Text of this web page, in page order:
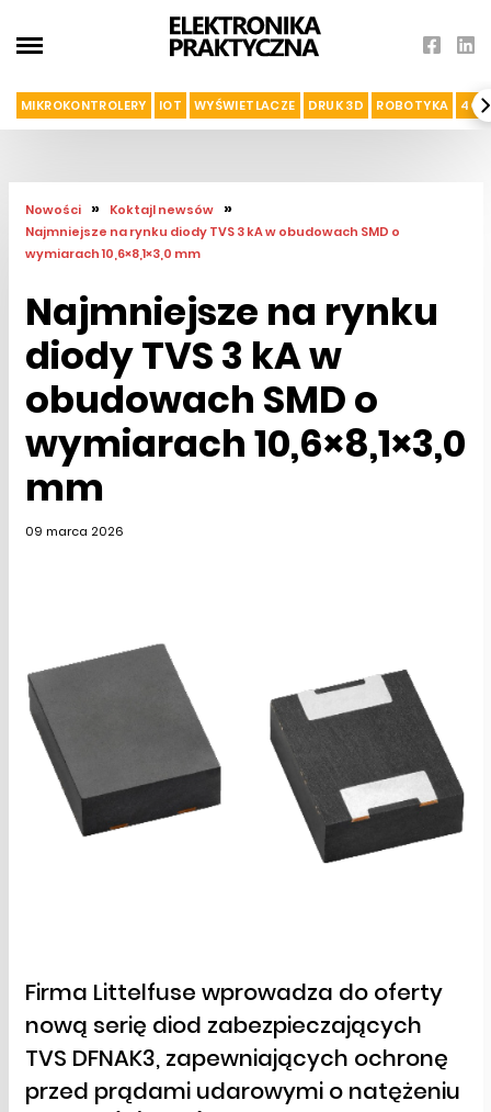
MIKROKONTROLERY IOT WYŚWIETLACZE DRUK 3D ROBOTYKA 4G I
Nowości » Koktajl newsów »
Najmniejsze na rynku diody TVS 3 kA w obudowach SMD o
wymiarach 10,6×8,1×3,0 mm
Najmniejsze na rynku
diody TVS 3 kA w
obudowach SMD o
wymiarach 10,6×8,1×3,0
mm
09 marca 2026
Firma Littelfuse wprowadza do oferty
nową serię diod zabezpieczających
TVS DFNAK3, zapewniających ochronę
przed prądami udarowymi o natężeniu